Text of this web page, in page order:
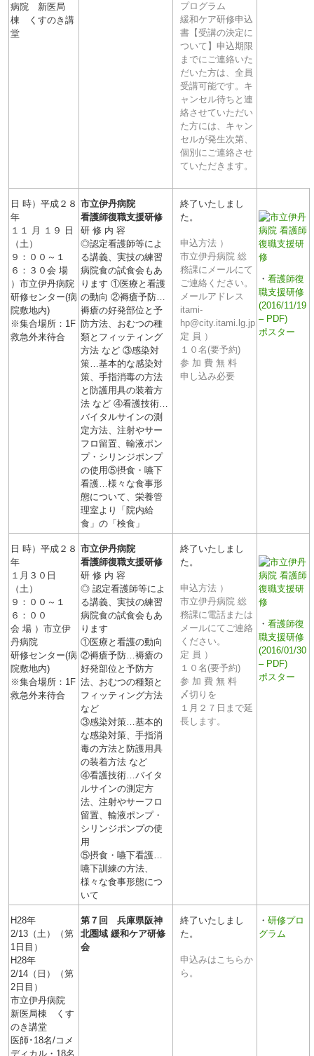
病院 新医局
棟 くすのき講
堂
プログラム
緩和ケア研修申込
書【受講の決定に
ついて】申込期限
までにご連絡いた
だいた方は、全員
受講可能です。キ
ャンセル待ちと連
絡させていただい
た方には、キャン
セルが発生次第、
個別にご連絡させ
ていただきます。
日 時）平成２８
年
１１ 月 １９ 日
（土）
９：００～１
６：３０会 場
）市立伊丹病院
研修センター(病
院敷地内)
※集合場所：1F
救急外来待合
市立伊丹病院
看護師復職支援研修
研 修 内 容
◎認定看護師等によ
る講義、実技の練習
病院食の試食会もあ
ります ①医療と看護
の動向 ②褥瘡予防…
褥瘡の好発部位と予
防方法、おむつの種
類とフィッティング
方法 など ③感染対
策…基本的な感染対
策、手指消毒の方法
と防護用具の装着方
法 など ④看護技術…
バイタルサインの測
定方法、注射やサー
フロ留置、輸液ポン
プ・シリンジポンプ
の使用⑤摂食・嚥下
看護…様々な食事形
態について、栄養管
理室より「院内給
食」の「検食」
終了いたしまし
た。
申込方法 ）
市立伊丹病院 総
務課にメールにて
ご連絡ください。
メールアドレス
itami-
hp@city.itami.lg.jp
定 員 ）
１０名(要予約)
参 加 費 無 料
申し込み必要
・ 看護師復
職支援研修
(2016/11/19
– PDF)
ポスター
日 時）平成２８
年
１月３０日
（土）
９：００～１
６：００
会 場 ）市立伊
丹病院
研修センター(病
院敷地内)
※集合場所：1F
救急外来待合
市立伊丹病院
看護師復職支援研修
研 修 内 容
◎ 認定看護師等によ
る講義、実技の練習
病院食の試食会もあ
ります
①医療と看護の動向
②褥瘡予防…褥瘡の
好発部位と予防方
法、おむつの種類と
フィッティング方法
など
③感染対策…基本的
な感染対策、手指消
毒の方法と防護用具
の装着方法 など
④看護技術…バイタ
ルサインの測定方
法、注射やサーフロ
留置、輸液ポンプ・
シリンジポンプの使
用
⑤摂食・嚥下看護…
嚥下訓練の方法、
様々な食事形態につ
いて
終了いたしまし
た。
申込方法 ）
市立伊丹病院 総
務課に電話または
メールにてご連絡
ください。
定 員 ）
１０名(要予約)
参 加 費 無 料
〆切りを
１月２７日まで延
長します。
・ 看護師復
職支援研修
(2016/01/30
– PDF)
ポスター
H28年
2/13（土）（第
1日目）
H28年
2/14（日）（第
2日目）
市立伊丹病院
新医局棟 くす
のき講堂
医師･18名/コメ
ディカル・18名
第７回 兵庫県阪神
北圏域 緩和ケア研修
会
終了いたしまし
た。
申込みはこちらか
ら。
・ 研修プロ
グラム